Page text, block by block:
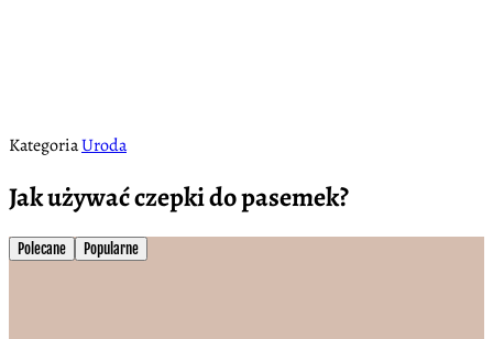
KategoriaUroda
Jak używać czepki do pasemek?
Polecane Popularne